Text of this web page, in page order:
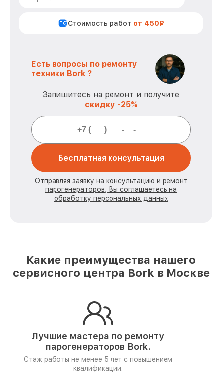
Стоимость работ от 450₽
Есть вопросы по ремонту
техники Bork ?
Запишитесь на ремонт и получите
скидку -25%
Бесплатная консультация
Отправляя заявку на консультацию и ремонт
парогенераторов, Вы соглашаетесь на
обработку персональных данных
Какие преимущества нашего
сервисного центра Bork в Москве
Лучшие мастера по ремонту
парогенераторов Bork.
Стаж работы не менее 5 лет с повышением
квалификации.